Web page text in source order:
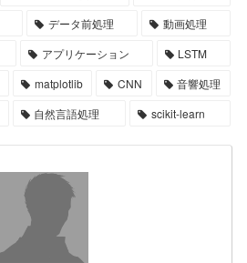
データ前処理
動画処理
アプリケーション
LSTM
matplotlib CNN
音響処理
自然言語処理 scikit-learn